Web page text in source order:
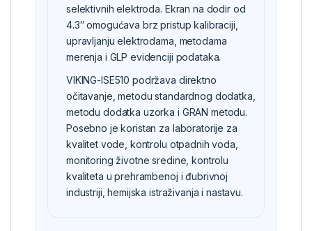
selektivnih elektroda. Ekran na dodir od
4.3″ omogućava brz pristup kalibraciji,
upravljanju elektrodama, metodama
merenja i GLP evidenciji podataka.
VIKING-ISE510 podržava direktno
očitavanje, metodu standardnog dodatka,
metodu dodatka uzorka i GRAN metodu.
Posebno je koristan za laboratorije za
kvalitet vode, kontrolu otpadnih voda,
monitoring životne sredine, kontrolu
kvaliteta u prehrambenoj i đubrivnoj
industriji, hemijska istraživanja i nastavu.